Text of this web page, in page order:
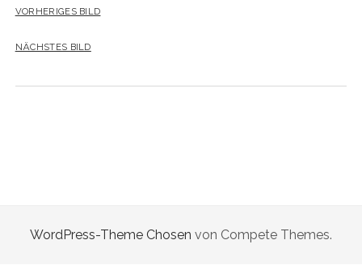
VORHERIGES BILD
NÄCHSTES BILD
WordPress-Theme Chosen von Compete Themes.